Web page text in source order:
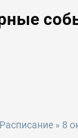
Расписание » 8